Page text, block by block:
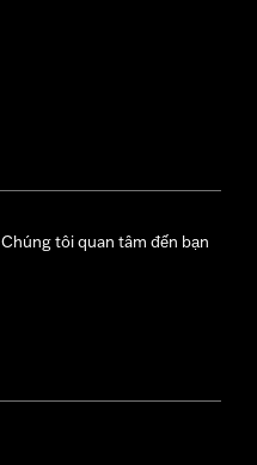
Chúng tôi quan tâm đến bạn